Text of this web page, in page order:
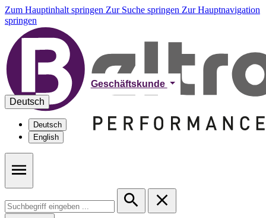
Zum Hauptinhalt springen Zur Suche springen Zur Hauptnavigation
springen
Geschäftskunde
Deutsch
Deutsch
English